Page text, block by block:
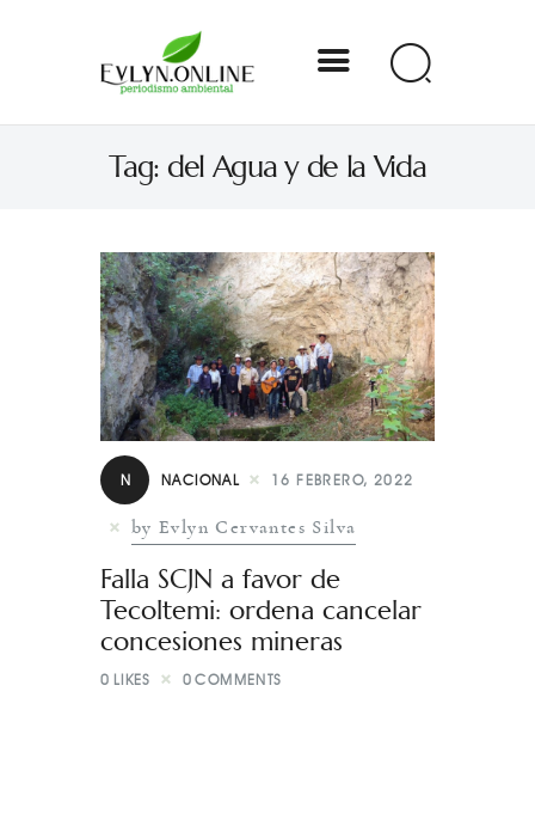
Tag: del Agua y de la Vida
Evlyn Online
Periodismo para autogobernarse
Internacional
Nacional
Estados
Especial
N NACIONAL 16 FEBRERO, 2022
by Evlyn Cervantes Silva
Falla SCJN a favor de
Tecoltemi: ordena cancelar
concesiones mineras
0 LIKES 0 COMMENTS